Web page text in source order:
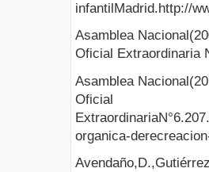
infantilMadrid.http://
Asamblea
Oficial Extraordinaria
Asamblea
Oficial
organica-